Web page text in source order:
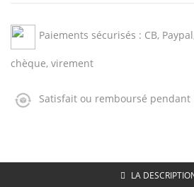
Paiements sécurisés : CB,
chèque, virement
Satisfait ou remboursé pendant
LA